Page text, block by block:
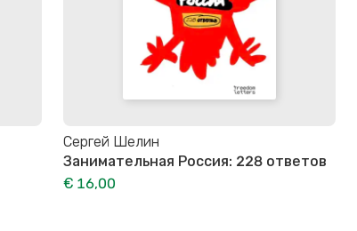
Сергей Шелин
Занимательная Россия: 228 ответов
€ 16,00